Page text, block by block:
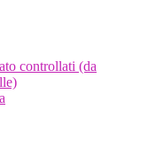
controllati (da